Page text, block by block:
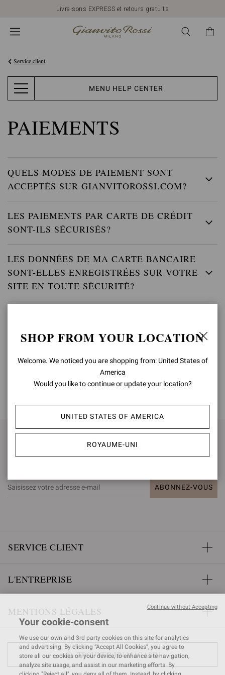
Livraisons EXPRESS et retours gratuits
Service client
MENU HELP CENTER
PAIEMENTS
QUELS MODES DE PAIEMENT SONT
ACCEPTÉS SUR GIANVITOROSSI.COM?
LES PAIEMENTS PAR CARTE DE CRÉDIT
SONT-ILS SÉCURISÉS?
LES DONNÉES DE MA CARTE BANCAIRE
SONT-ELLES ENREGISTRÉES SUR VOTRE
SITE EN TOUTE SÉCURITÉ?
S'INSCRIRE POUR RESTER
INFORMÉ(E)
ABONNEZ-VOUS
SERVICE CLIENT
L'ENTREPRISE
MENTIONS LÉGALES
TROUVER UN MAGASIN
SHOP FROM YOUR LOCATION
Welcome. We noticed you are shopping from: United States of
America
Would you like to continue or update your location?
UNITED STATES OF AMERICA
ROYAUME-UNI
Your cookie-consent
We use our own and 3rd party cookies on this site for analytics
and advertising. By clicking “Accept All Cookies”, you agree to
store all our cookies on your device, to enhance site navigation,
analyze site usage, and assist in our marketing efforts. By
Continue without Accepting